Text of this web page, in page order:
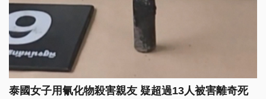
泰國女子用氰化物殺害親友 疑超過13人被害離奇死